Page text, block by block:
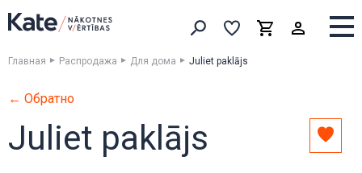
Искать товары
ВыборкаКорзинаВыборка
Главная Распродажа Для дома Juliet paklājs
← Обратно
Juliet paklājs